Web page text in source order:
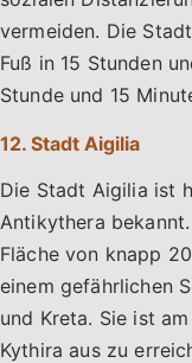
vermeiden. Die
Fuß in 15 Stunden
Stunde und 15
12. Stadt Aigilia
Die Stadt Aigilia ist
Antikythera
Fläche von knapp
einem gefährlichen
und Kreta. Sie ist
Kythira aus zu